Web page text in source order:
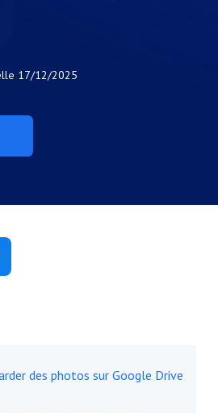
17/12/2025
des photos sur Google Drive